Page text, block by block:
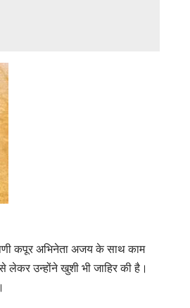
कपूर अभिनेता अजय के साथ काम
उन्होंने खुशी भी जाहिर की है।